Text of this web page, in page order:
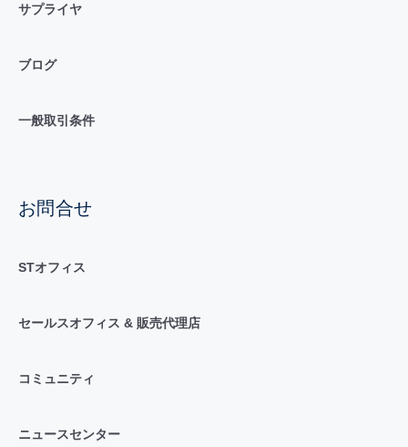
サプライヤ
ブログ
一般取引条件
お問合せ
STオフィス
セールスオフィス & 販売代理店
コミュニティ
ニュースセンター